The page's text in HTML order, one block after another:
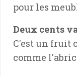
pour les
Deux cents
C'est un fruit
comme